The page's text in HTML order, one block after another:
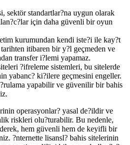
sektör standartlar?na uygun olarak
için daha güvenli bir oyun
kurumundan kendi iste?i ile kay?t
itibaren bir y?l geçmeden ve
transfer i?lemi yapamaz.
?ifreleme sistemleri, bu sitelerde
yabanc? ki?ilere geçmesini engeller.
yapabilir ve güvenilir bir bahis
operasyonlar? yasal de?ildir ve
riskleri olu?turabilir. Bu nedenle,
hem güvenli hem de keyifli bir
?nternette lisansl? bahis sitelerinin